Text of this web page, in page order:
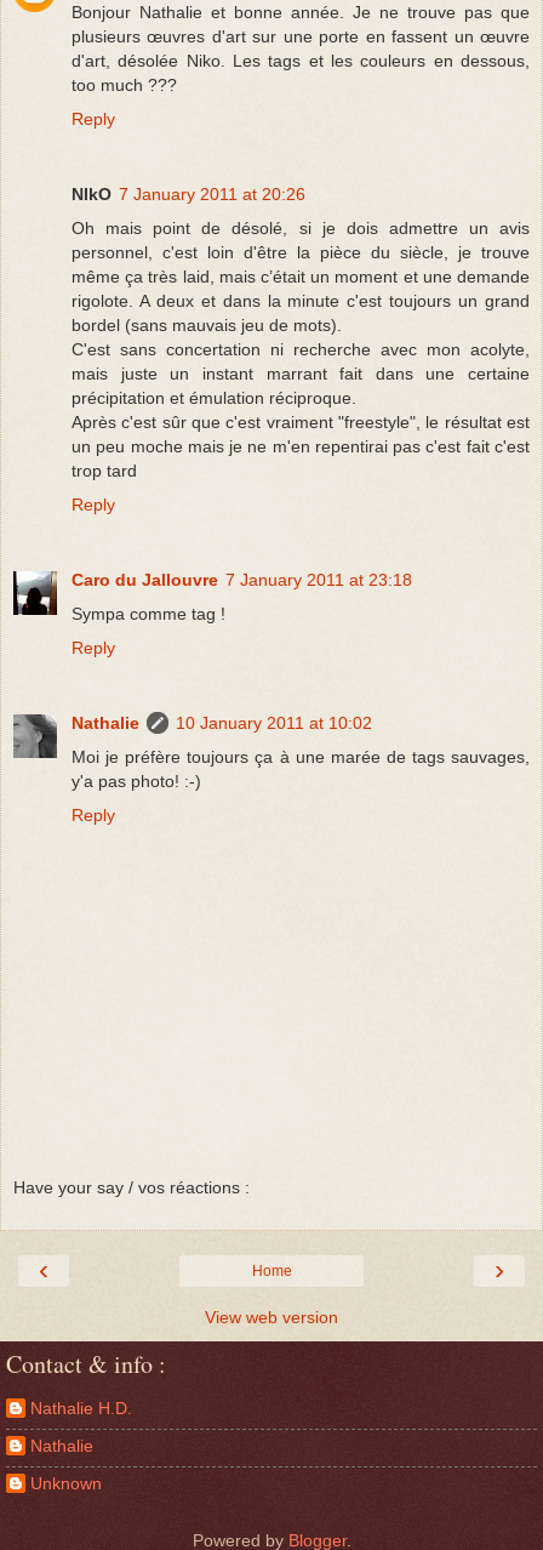
Bonjour Nathalie et bonne année. Je ne trouve pas que
plusieurs œuvres d'art sur une porte en fassent un œuvre
d'art, désolée Niko. Les tags et les couleurs en dessous,
too much ???
Reply
NIkO 7 January 2011 at 20:26
Oh mais point de désolé, si je dois admettre un avis
personnel, c'est loin d'être la pièce du siècle, je trouve
même ça très laid, mais c’était un moment et une demande
rigolote. A deux et dans la minute c'est toujours un grand
bordel (sans mauvais jeu de mots).
C'est sans concertation ni recherche avec mon acolyte,
mais juste un instant marrant fait dans une certaine
précipitation et émulation réciproque.
Après c'est sûr que c'est vraiment "freestyle", le résultat est
un peu moche mais je ne m'en repentirai pas c'est fait c'est
trop tard
Reply
Caro du Jallouvre 7 January 2011 at 23:18
Sympa comme tag !
Reply
Nathalie
10 January 2011 at 10:02
Moi je préfère toujours ça à une marée de tags sauvages,
y'a pas photo! :-)
Reply
Have your say / vos réactions :
‹ ›
Home
View web version
Contact & info :
Nathalie H.D.
Nathalie
Unknown
Powered by Blogger.